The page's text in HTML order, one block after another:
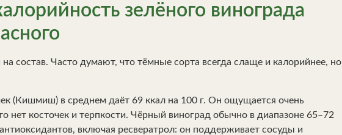
зелёного винограда
на состав. Часто думают, что тёмные сорта всегда слаще и калорийнее, но
(Кишмиш) в среднем даёт 69 ккал на 100 г. Он ощущается очень
нет косточек и терпкости. Чёрный виноград обычно в диапазоне 65–72
включая ресвератрол: он поддерживает сосуды и